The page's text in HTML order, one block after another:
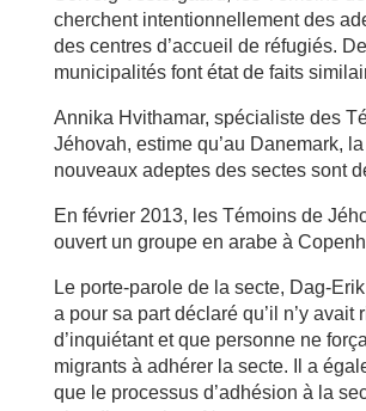
cherchent intentionnellement des
des centres d’accueil de réfugiés.
municipalités font état de faits
Annika Hvithamar, spécialiste des
Jéhovah, estime qu’au Danemark,
nouveaux adeptes des sectes sont
En février 2013, les Témoins de
ouvert un groupe en arabe à
Le porte-parole de la secte, Dag-
a pour sa part déclaré qu’il n’y avait
d’inquiétant et que personne ne
migrants à adhérer la secte. Il a
que le processus d’adhésion à la